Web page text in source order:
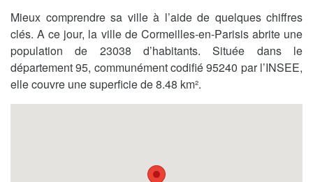
Mieux comprendre sa ville à l’aide de quelques chiffres
clés. A ce jour, la ville de Cormeilles-en-Parisis abrite une
population de 23038 d’habitants. Située dans le
département 95, communément codifié 95240 par l’INSEE,
elle couvre une superficie de 8.48 km².